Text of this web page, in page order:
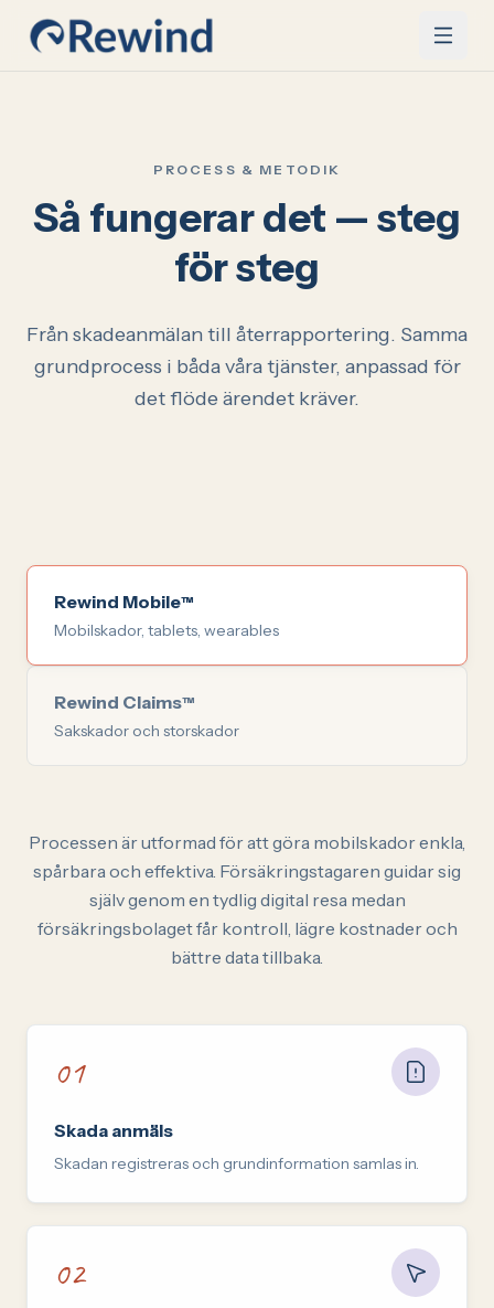
PROCESS & METODIK
Så fungerar det — steg
för steg
Från skadeanmälan till återrapportering. Samma
grundprocess i båda våra tjänster, anpassad för
det flöde ärendet kräver.
Rewind Mobile™
Mobilskador, tablets, wearables
Rewind Claims™
Sakskador och storskador
Processen är utformad för att göra mobilskador enkla,
spårbara och effektiva. Försäkringstagaren guidar sig
själv genom en tydlig digital resa medan
försäkringsbolaget får kontroll, lägre kostnader och
bättre data tillbaka.
01
Steg1:
Skada anmäls
Skadan registreras och grundinformation samlas in.
02